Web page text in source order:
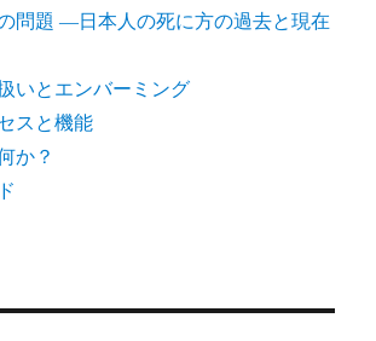
問題 ―日本人の死に方の過去と現在
いとエンバーミング
スと機能
か？